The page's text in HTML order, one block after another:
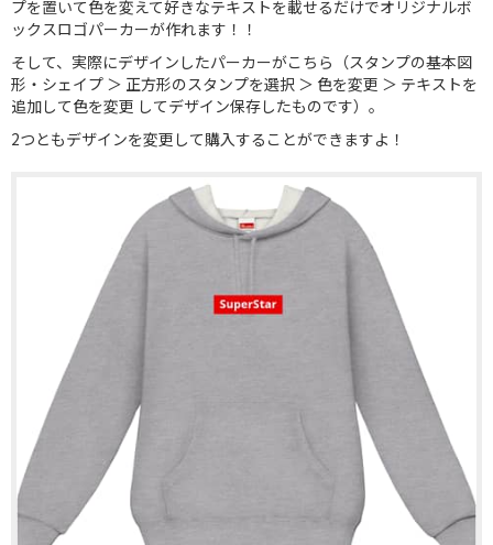
プを置いて色を変えて好きなテキストを載せるだけでオリジナルボ
ックスロゴパーカーが作れます！！
そして、実際にデザインしたパーカーがこちら（スタンプの基本図
形・シェイプ ＞ 正方形のスタンプを選択 ＞ 色を変更 ＞ テキストを
追加して色を変更 してデザイン保存したものです）。
2つともデザインを変更して購入することができますよ！